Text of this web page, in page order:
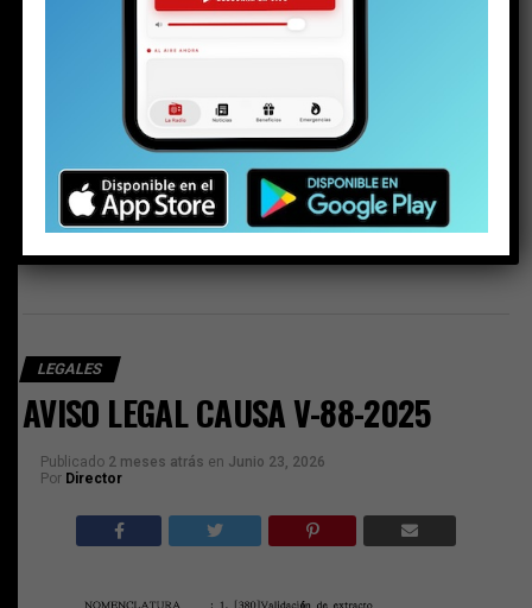
AVISO LEGAL CAUSA V-88-2025
ESTO PODRÍA GUSTARTE
LEGALES
AVISO LEGAL CAUSA V-88-2025
Publicado 2 meses atrás en Junio 23, 2026
Por Director